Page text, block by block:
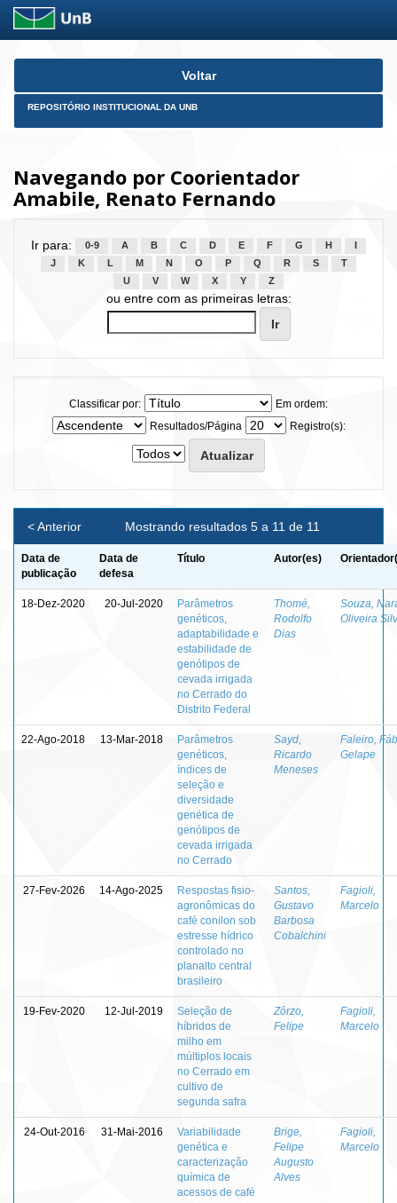
Skip
Voltar
REPOSITÓRIO INSTITUCIONAL DA UNB
Navegando por Coorientador
Amabile, Renato Fernando
Ir para: 0-9 A B C D E F G H
J
K L M N O P Q R S
T
U
V W X Y Z
ou entre com as primeiras letras:
Classificar por:
Em ordem:
Resultados/Página
Registro(s):
Mostrando resultados 5 a 11 de 11
< Anterior
Data de
publicação
Data de
defesa
Título Autor(es)
18-Dez-2020 20-Jul-2020
Parâmetros
genéticos,
adaptabilidade e
estabilidade de
genótipos de
cevada irrigada
no Cerrado do
Distrito Federal
Thomé,
Rodolfo
Dias
Souza,
Oliveira
22-Ago-2018 13-Mar-2018
Parâmetros
genéticos,
índices de
seleção e
diversidade
genética de
genótipos de
cevada irrigada
no Cerrado
Sayd,
Ricardo
Meneses
Faleiro,
Gelape
27-Fev-2026 14-Ago-2025
Respostas fisio-
agronômicas do
café conilon sob
estresse hídrico
controlado no
planalto central
brasileiro
Santos,
Gustavo
Barbosa
Cobalchini
Fagioli,
Marcelo
19-Fev-2020 12-Jul-2019
Seleção de
híbridos de
milho em
múltiplos locais
no Cerrado em
cultivo de
segunda safra
Zôrzo,
Felipe
Fagioli,
Marcelo
24-Out-2016 31-Mai-2016
Variabilidade
genética e
caracterização
química de
acessos de café
Brige,
Felipe
Augusto
Alves
Fagioli,
Marcelo